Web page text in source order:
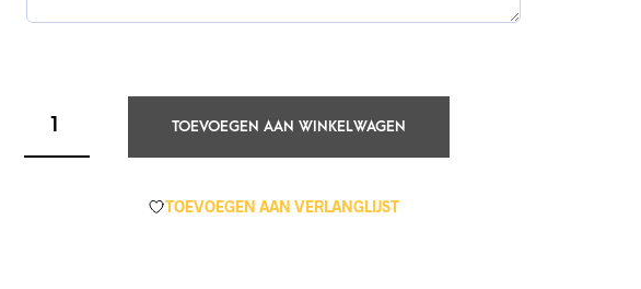
TOEVOEGEN AAN WINKELWAGEN
TOEVOEGEN AAN VERLANGLIJST